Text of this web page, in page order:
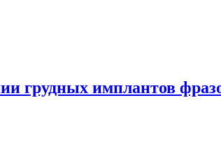
грудных имплантов